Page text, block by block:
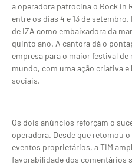
a operadora patrocina o Rock in
entre os dias 4 e 13 de
de IZA como embaixadora da
quinto ano. A cantora dá o
empresa para o maior festival
mundo, com uma ação criativa
sociais.
Os dois anúncios reforçam o
operadora. Desde que retomou
eventos proprietários, a TIM
favorabilidade dos comentários